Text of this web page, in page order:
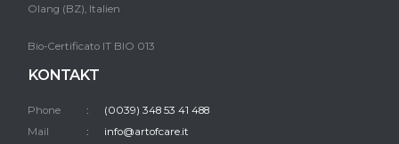
Olang (BZ), Italien
Bio-Certificato IT BIO 013
KONTAKT
Phone
(0039) 348 53 41 488
Mail
info@artofcare.it